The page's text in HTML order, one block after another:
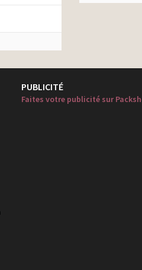
PUBLICITÉ
Faites votre publicité sur